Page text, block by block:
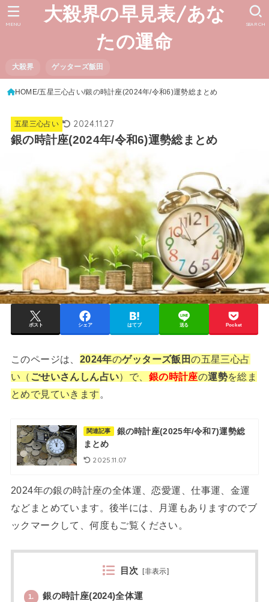
大殺界の早見表/あな
たの運命
大殺界 ゲッターズ飯田
SEARCH
MENU
HOME 五星三心占い 銀の時計座(2024年/令和6)運勢総まとめ
五星三心占い 2024.11.27
銀の時計座(2024年/令和6)運勢総まとめ
ポスト シェア はてブ 送る Pocket
このページは、 2024年のゲッターズ飯田の五星三心占
い（ ごせいさんしん占い）で、 銀の時計座の運勢を総ま
とめで見ていきます 。
関連記事
銀の時計座(2025年/令和7)運勢総
まとめ
2025.11.07
2024年の銀の時計座の全体運、恋愛運、仕事運、金運
などまとめています。後半には、月運もありますのでブ
ックマークして、何度もご覧ください。
目次 [非表示]
1. 銀の時計座(2024)全体運